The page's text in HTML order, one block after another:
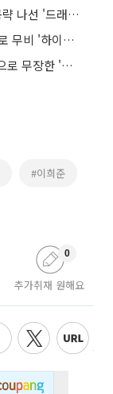
실사로 돌아오는 투슬리스…현충일 연휴 공략 나선 '드래곤 길들이기'
5명이 뭉쳐 악당을 상대한다…유쾌한 히어로 무비 '하이파이브'
"이게 실사영화지"…귀여움과 사랑스러움으로 무장한 '릴로 & 스티치'
#이희준
추가취재 원해요
0